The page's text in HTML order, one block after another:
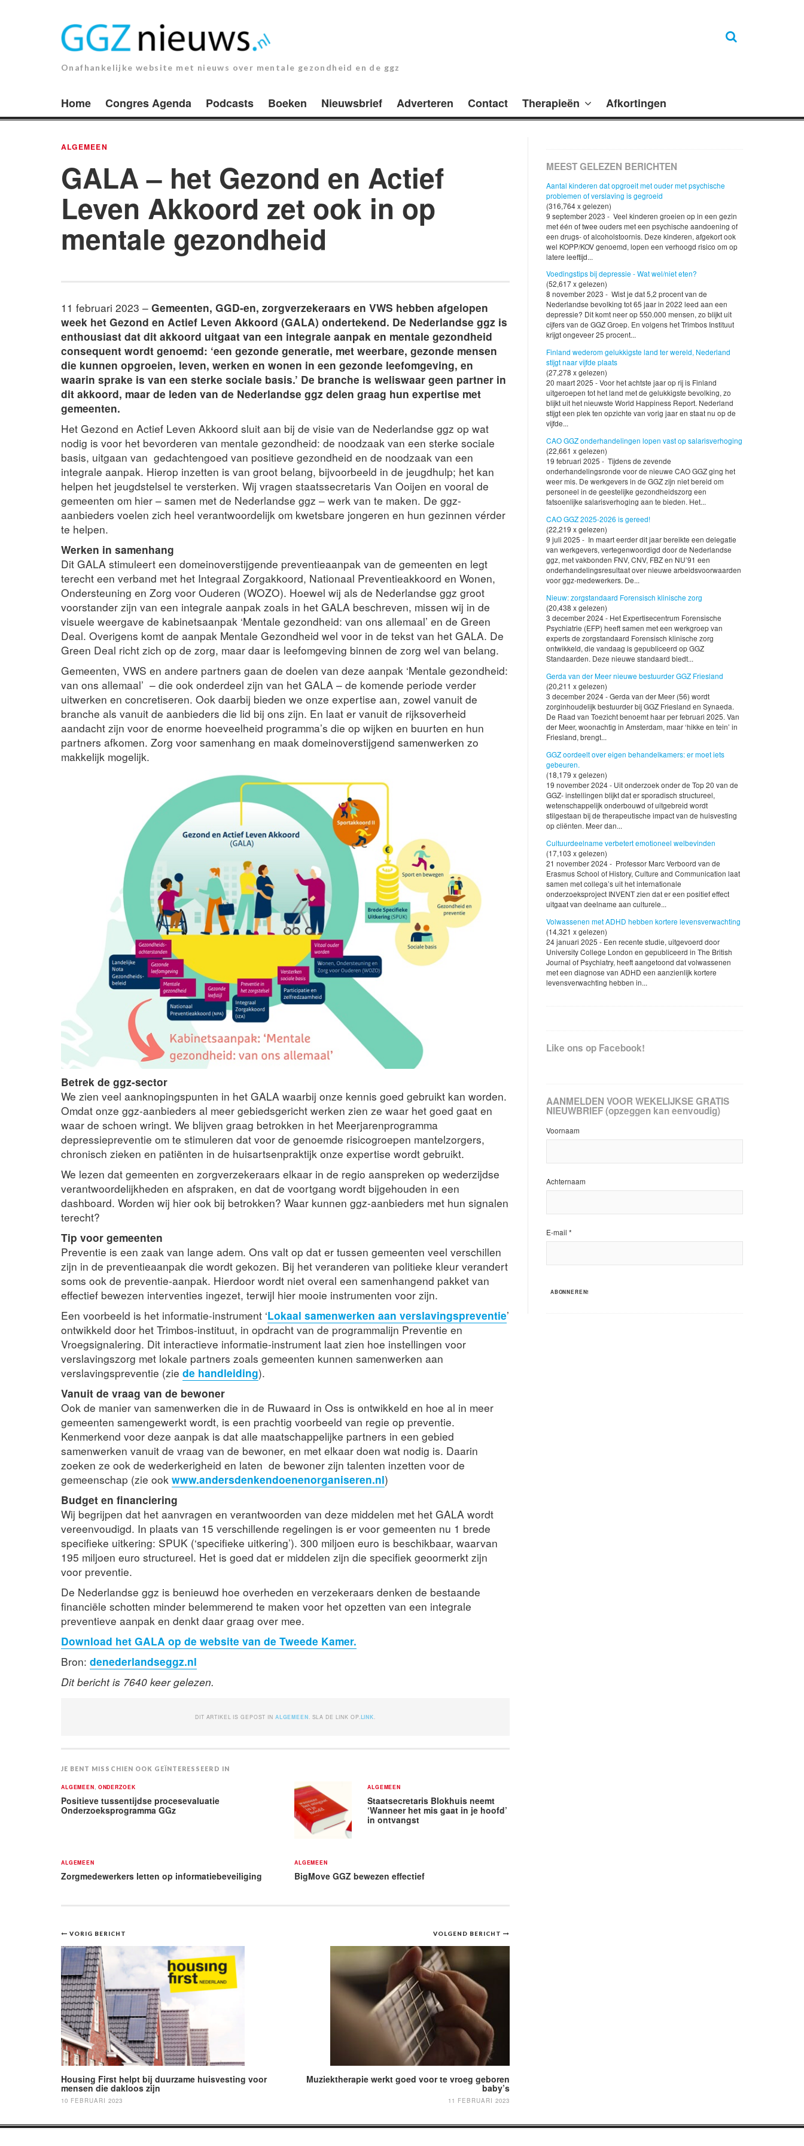
Onafhankelijke website met nieuws over mentale gezondheid en de ggz
Home Congres Agenda Podcasts Boeken Nieuwsbrief Adverteren Contact Therapieën Afkortingen
ALGEMEEN
GALA – het Gezond en Actief
Leven Akkoord zet ook in op
mentale gezondheid
11 februari 2023 – Gemeenten, GGD-en, zorgverzekeraars en VWS hebben afgelopen
week het Gezond en Actief Leven Akkoord (GALA) ondertekend. De Nederlandse ggz is
enthousiast dat dit akkoord uitgaat van een integrale aanpak en mentale gezondheid
consequent wordt genoemd: ‘een gezonde generatie, met weerbare, gezonde mensen
die kunnen opgroeien, leven, werken en wonen in een gezonde leefomgeving, en
waarin sprake is van een sterke sociale basis.’ De branche is weliswaar geen partner in
dit akkoord, maar de leden van de Nederlandse ggz delen graag hun expertise met
gemeenten.
Het Gezond en Actief Leven Akkoord sluit aan bij de visie van de Nederlandse ggz op wat
nodig is voor het bevorderen van mentale gezondheid: de noodzaak van een sterke sociale
basis, uitgaan van gedachtengoed van positieve gezondheid en de noodzaak van een
integrale aanpak. Hierop inzetten is van groot belang, bijvoorbeeld in de jeugdhulp; het kan
helpen het jeugdstelsel te versterken. Wij vragen staatssecretaris Van Ooijen en vooral de
gemeenten om hier – samen met de Nederlandse ggz – werk van te maken. De ggz-
aanbieders voelen zich heel verantwoordelijk om kwetsbare jongeren en hun gezinnen vérder
te helpen.
Werken in samenhang
Dit GALA stimuleert een domeinoverstijgende preventieaanpak van de gemeenten en legt
terecht een verband met het Integraal Zorgakkoord, Nationaal Preventieakkoord en Wonen,
Ondersteuning en Zorg voor Ouderen (WOZO). Hoewel wij als de Nederlandse ggz groot
voorstander zijn van een integrale aanpak zoals in het GALA beschreven, missen wij in de
visuele weergave de kabinetsaanpak ‘Mentale gezondheid: van ons allemaal’ en de Green
Deal. Overigens komt de aanpak Mentale Gezondheid wel voor in de tekst van het GALA. De
Green Deal richt zich op de zorg, maar daar is leefomgeving binnen de zorg wel van belang.
Gemeenten, VWS en andere partners gaan de doelen van deze aanpak ‘Mentale gezondheid:
van ons allemaal’ – die ook onderdeel zijn van het GALA – de komende periode verder
uitwerken en concretiseren. Ook daarbij bieden we onze expertise aan, zowel vanuit de
branche als vanuit de aanbieders die lid bij ons zijn. En laat er vanuit de rijksoverheid
aandacht zijn voor de enorme hoeveelheid programma’s die op wijken en buurten en hun
partners afkomen. Zorg voor samenhang en maak domeinoverstijgend samenwerken zo
makkelijk mogelijk.
Betrek de ggz-sector
We zien veel aanknopingspunten in het GALA waarbij onze kennis goed gebruikt kan worden.
Omdat onze ggz-aanbieders al meer gebiedsgericht werken zien ze waar het goed gaat en
waar de schoen wringt. We blijven graag betrokken in het Meerjarenprogramma
depressiepreventie om te stimuleren dat voor de genoemde risicogroepen mantelzorgers,
chronisch zieken en patiënten in de huisartsenpraktijk onze expertise wordt gebruikt.
We lezen dat gemeenten en zorgverzekeraars elkaar in de regio aanspreken op wederzijdse
verantwoordelijkheden en afspraken, en dat de voortgang wordt bijgehouden in een
dashboard. Worden wij hier ook bij betrokken? Waar kunnen ggz-aanbieders met hun signalen
terecht?
Tip voor gemeenten
Preventie is een zaak van lange adem. Ons valt op dat er tussen gemeenten veel verschillen
zijn in de preventieaanpak die wordt gekozen. Bij het veranderen van politieke kleur verandert
soms ook de preventie-aanpak. Hierdoor wordt niet overal een samenhangend pakket van
effectief bewezen interventies ingezet, terwijl hier mooie instrumenten voor zijn.
Een voorbeeld is het informatie-instrument ‘Lokaal samenwerken aan verslavingspreventie’
ontwikkeld door het Trimbos-instituut, in opdracht van de programmalijn Preventie en
Vroegsignalering. Dit interactieve informatie-instrument laat zien hoe instellingen voor
verslavingszorg met lokale partners zoals gemeenten kunnen samenwerken aan
verslavingspreventie (zie de handleiding).
Vanuit de vraag van de bewoner
Ook de manier van samenwerken die in de Ruwaard in Oss is ontwikkeld en hoe al in meer
gemeenten samengewerkt wordt, is een prachtig voorbeeld van regie op preventie.
Kenmerkend voor deze aanpak is dat alle maatschappelijke partners in een gebied
samenwerken vanuit de vraag van de bewoner, en met elkaar doen wat nodig is. Daarin
zoeken ze ook de wederkerigheid en laten de bewoner zijn talenten inzetten voor de
gemeenschap (zie ook www.andersdenkendoenenorganiseren.nl)
Budget en financiering
Wij begrijpen dat het aanvragen en verantwoorden van deze middelen met het GALA wordt
vereenvoudigd. In plaats van 15 verschillende regelingen is er voor gemeenten nu 1 brede
specifieke uitkering: SPUK (‘specifieke uitkering’). 300 miljoen euro is beschikbaar, waarvan
195 miljoen euro structureel. Het is goed dat er middelen zijn die specifiek geoormerkt zijn
voor preventie.
De Nederlandse ggz is benieuwd hoe overheden en verzekeraars denken de bestaande
financiële schotten minder belemmerend te maken voor het opzetten van een integrale
preventieve aanpak en denkt daar graag over mee.
Download het GALA op de website van de Tweede Kamer.
Bron: denederlandseggz.nl
Dit bericht is 7640 keer gelezen.
DIT ARTIKEL IS GEPOST IN ALGEMEEN . SLA DE LINK OP. LINK
JE BENT MISSCHIEN OOK GEÏNTERESSEERD IN
ALGEMEEN ONDERZOEK
Positieve tussentijdse procesevaluatie
Onderzoeksprogramma GGz
ALGEMEEN
Staatsecretaris Blokhuis neemt
‘Wanneer het mis gaat in je hoofd’
in ontvangst
ALGEMEEN
Zorgmedewerkers letten op informatiebeveiliging
ALGEMEEN
BigMove GGZ bewezen effectief
Bericht
navigatie
VOLGEND BERICHT
Muziektherapie werkt goed voor te vroeg geboren
baby’s
11 FEBRUARI 2023
VORIG BERICHT
Housing First helpt bij duurzame huisvesting voor
mensen die dakloos zijn
10 FEBRUARI 2023
MEEST GELEZEN BERICHTEN
Aantal kinderen dat opgroeit met ouder met psychische
problemen of verslaving is gegroeid
(316,764 x gelezen)
9 september 2023 - Veel kinderen groeien op in een gezin
met één of twee ouders met een psychische aandoening of
een drugs- of alcoholstoornis. Deze kinderen, afgekort ook
wel KOPP/KOV genoemd, lopen een verhoogd risico om op
latere leeftijd...
Voedingstips bij depressie - Wat wel/niet eten?
(52,617 x gelezen)
8 november 2023 - Wist je dat 5,2 procent van de
Nederlandse bevolking tot 65 jaar in 2022 leed aan een
depressie? Dit komt neer op 550.000 mensen, zo blijkt uit
cijfers van de GGZ Groep. En volgens het Trimbos Instituut
krijgt ongeveer 25 procent...
Finland wederom gelukkigste land ter wereld, Nederland
stijgt naar vijfde plaats
(27,278 x gelezen)
20 maart 2025 - Voor het achtste jaar op rij is Finland
uitgeroepen tot het land met de gelukkigste bevolking, zo
blijkt uit het nieuwste World Happiness Report. Nederland
stijgt een plek ten opzichte van vorig jaar en staat nu op de
vijfde...
CAO GGZ onderhandelingen lopen vast op salarisverhoging
(22,661 x gelezen)
19 februari 2025 - Tijdens de zevende
onderhandelingsronde voor de nieuwe CAO GGZ ging het
weer mis. De werkgevers in de GGZ zijn niet bereid om
personeel in de geestelijke gezondheidszorg een
fatsoenlijke salarisverhoging aan te bieden. Het...
CAO GGZ 2025-2026 is gereed!
(22,219 x gelezen)
9 juli 2025 - In maart eerder dit jaar bereikte een delegatie
van werkgevers, vertegenwoordigd door de Nederlandse
ggz, met vakbonden FNV, CNV, FBZ en NU’91 een
onderhandelingsresultaat over nieuwe arbeidsvoorwaarden
voor ggz-medewerkers. De...
Nieuw: zorgstandaard Forensisch klinische zorg
(20,438 x gelezen)
3 december 2024 - Het Expertisecentrum Forensische
Psychiatrie (EFP) heeft samen met een werkgroep van
experts de zorgstandaard Forensisch klinische zorg
ontwikkeld, die vandaag is gepubliceerd op GGZ
Standaarden. Deze nieuwe standaard biedt...
Gerda van der Meer nieuwe bestuurder GGZ Friesland
(20,211 x gelezen)
3 december 2024 - Gerda van der Meer (56) wordt
zorginhoudelijk bestuurder bij GGZ Friesland en Synaeda.
De Raad van Toezicht benoemt haar per februari 2025. Van
der Meer, woonachtig in Amsterdam, maar ‘hikke en tein’ in
Friesland, brengt...
GGZ oordeelt over eigen behandelkamers: er moet iets
gebeuren.
(18,179 x gelezen)
19 november 2024 - Uit onderzoek onder de Top 20 van de
GGZ- instellingen blijkt dat er sporadisch structureel,
wetenschappelijk onderbouwd of uitgebreid wordt
stilgestaan bij de therapeutische impact van de huisvesting
op cliënten. Meer dan...
Cultuurdeelname verbetert emotioneel welbevinden
(17,103 x gelezen)
21 november 2024 - Professor Marc Verboord van de
Erasmus School of History, Culture and Communication laat
samen met collega’s uit het internationale
onderzoeksproject INVENT zien dat er een positief effect
uitgaat van deelname aan culturele...
Volwassenen met ADHD hebben kortere levensverwachting
(14,321 x gelezen)
24 januari 2025 - Een recente studie, uitgevoerd door
University College London en gepubliceerd in The British
Journal of Psychiatry, heeft aangetoond dat volwassenen
met een diagnose van ADHD een aanzienlijk kortere
levensverwachting hebben in...
Like ons op Facebook!
AANMELDEN VOOR WEKELIJKSE GRATIS
NIEUWBRIEF (opzeggen kan eenvoudig)
Voornaam
Achternaam
E-mail *